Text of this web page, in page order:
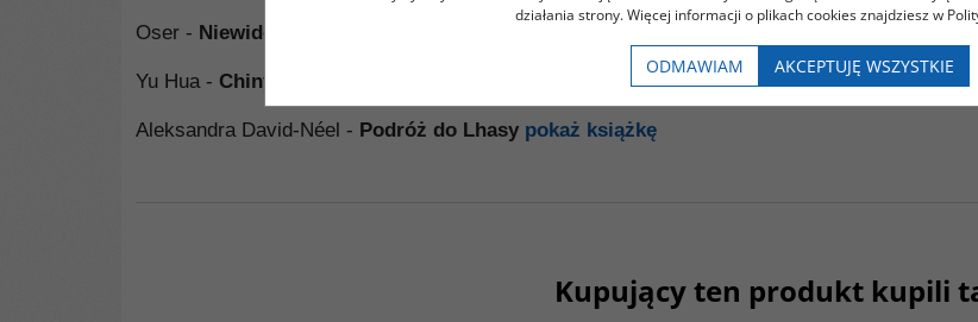
Oser - NiewidocznyTybet
Yu Hua - Chiny w dziesięciu słowach
Aleksandra David-Néel - Podróż do Lhasy pokaż książkę
Kupujący ten produkt kupili
działania strony. Więcej informacji o plikach cookies znajdziesz w
ODMAWIAM AKCEPTUJĘ WSZYSTKIE